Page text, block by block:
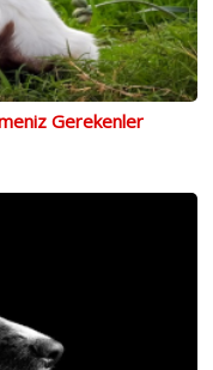
Gerekenler